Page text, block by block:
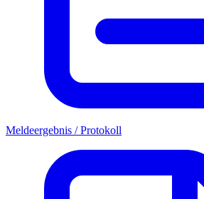
Meldeergebnis / Protokoll